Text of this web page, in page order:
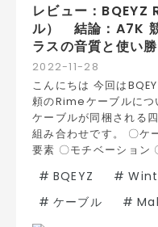
2022-11-28
レビュー：
ル） 結論：A7K
ラスの音質と使い
こんにちは 今回は
頼のRimeケーブルにつ
ケーブルが同梱される
組み合わせです。 〇ケ
要素 〇モチベーション
# BQEYZ #
# ケーブル #